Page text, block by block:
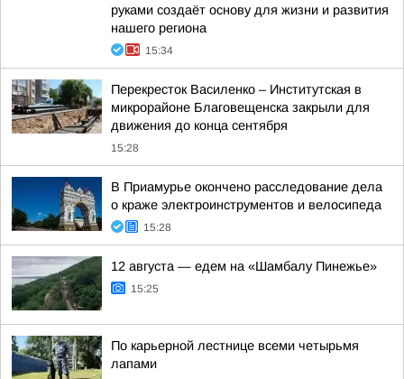
руками создаёт основу для жизни и развития
нашего региона
15:34
Перекресток Василенко – Институтская в
микрорайоне Благовещенска закрыли для
движения до конца сентября
15:28
В Приамурье окончено расследование дела
о краже электроинструментов и велосипеда
15:28
12 августа — едем на «Шамбалу Пинежье»
15:25
По карьерной лестнице всеми четырьмя
лапами